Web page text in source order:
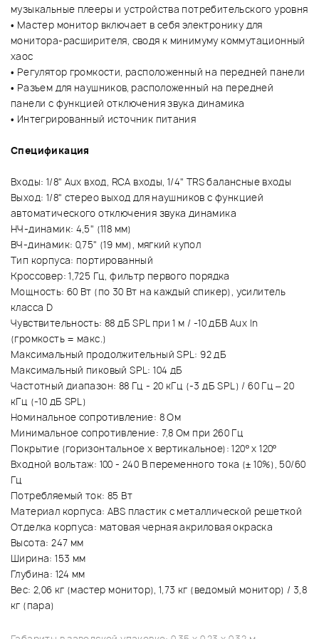
музыкальные плееры и устройства потребительского уровня
• Мастер монитор включает в себя электронику для
монитора-расширителя, сводя к минимуму коммутационный
хаос
• Регулятор громкости, расположенный на передней панели
• Разъем для наушников, расположенный на передней
панели с функцией отключения звука динамика
• Интегрированный источник питания
Спецификация
Входы: 1/8" Aux вход, RCA входы, 1/4" TRS балансные входы
Выход: 1/8" стерео выход для наушников с функцией
автоматического отключения звука динамика
НЧ-динамик: 4,5" (118 мм)
ВЧ-динамик: 0,75" (19 мм), мягкий купол
Тип корпуса: портированный
Кроссовер: 1,725 Гц, фильтр первого порядка
Мощность: 60 Вт (по 30 Вт на каждый спикер), усилитель
класса D
Чувствительность: 88 дБ SPL при 1 м / -10 дБВ Aux In
(громкость = макс.)
Максимальный продолжительный SPL: 92 дБ
Максимальный пиковый SPL: 104 дБ
Частотный диапазон: 88 Гц - 20 кГц (-3 дБ SPL) / 60 Гц – 20
кГц (-10 дБ SPL)
Номинальное сопротивление: 8 Ом
Минимальное сопротивление: 7,8 Ом при 260 Гц
Покрытие (горизонтальное х вертикальное): 120º x 120º
Входной вольтаж: 100 - 240 В переменного тока (± 10%), 50/60
Гц
Потребляемый ток: 85 Вт
Материал корпуса: ABS пластик с металлической решеткой
Отделка корпуса: матовая черная акриловая окраска
Высота: 247 мм
Ширина: 153 мм
Глубина: 124 мм
Вес: 2,06 кг (мастер монитор), 1,73 кг (ведомый монитор) / 3,8
кг (пара)